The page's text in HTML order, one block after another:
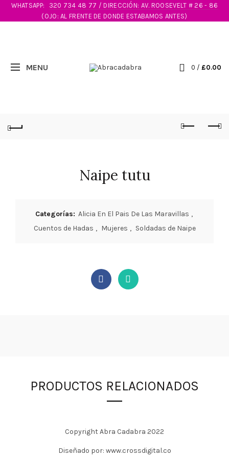
WHATSAPP:
320 734 48 77 / DIRECCIÓN: AV. ROOSEVELT # 26 - 86
(OJO: AL FRENTE DE DONDE ESTABAMOS ANTES)
0 / £0.00
Naipe tutu
Categorías: Alicia En El Pais De Las Maravillas ,
Cuentos de Hadas , Mujeres , Soldadas de Naipe
PRODUCTOS RELACIONADOS
Copyright Abra Cadabra 2022
Diseñado por: www.crossdigital.co